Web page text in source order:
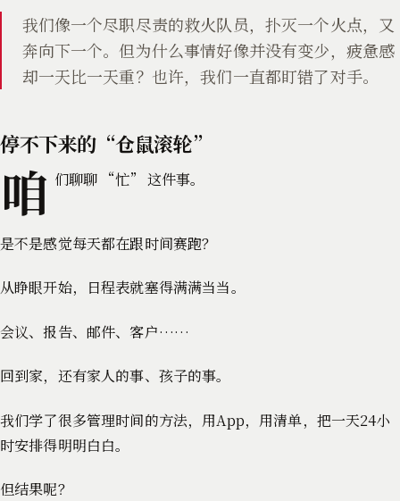
我们像一个尽职尽责的救火队员，扑灭一个火点，又
奔向下一个。但为什么事情好像并没有变少，疲惫感
却一天比一天重？也许，我们一直都盯错了对手。
停不下来的“仓鼠滚轮”
咱 们聊聊 “忙” 这件事。
是不是感觉每天都在跟时间赛跑？
从睁眼开始，日程表就塞得满满当当。
会议、报告、邮件、客户……
回到家，还有家人的事、孩子的事。
我们学了很多管理时间的方法，用App，用清单，把一天24小
时安排得明明白白。
但结果呢？